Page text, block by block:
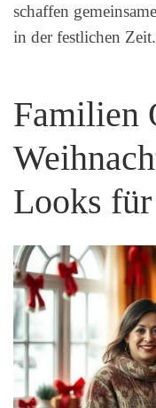
schaffen
in der festlichen Zeit.
Familien
Looks